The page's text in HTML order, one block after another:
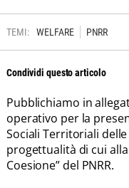
TEMI: WELFARE PNRR
Condividi questo articolo
Pubblichiamo in
operativo per la
Sociali Territoriali
progettualità di cui
Coesione” del PNRR.